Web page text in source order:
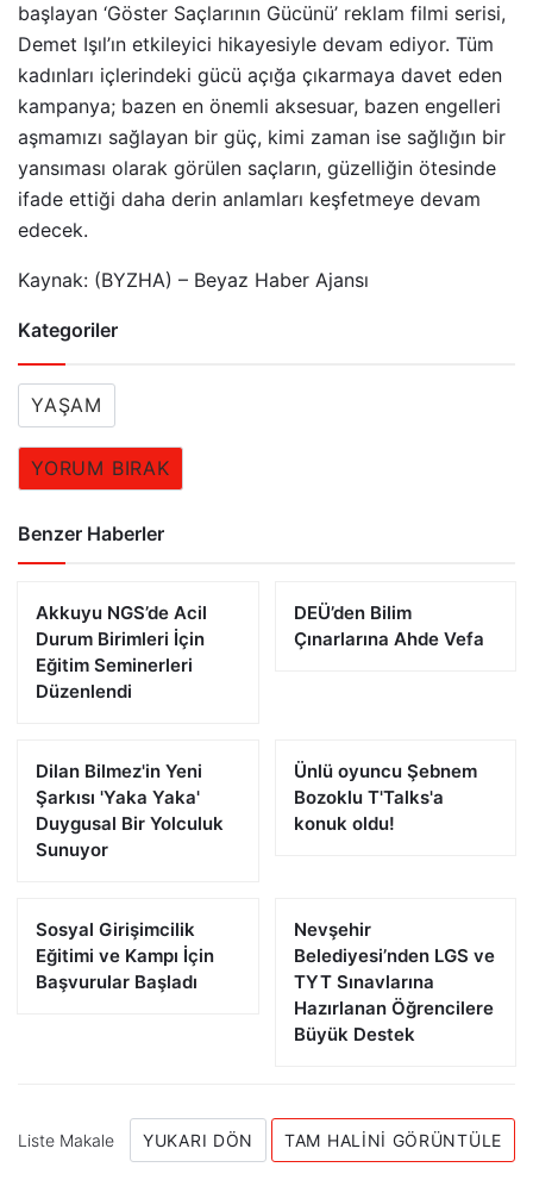
başlayan ‘Göster Saçlarının Gücünü’ reklam filmi serisi,
Demet Işıl’ın etkileyici hikayesiyle devam ediyor. Tüm
kadınları içlerindeki gücü açığa çıkarmaya davet eden
kampanya; bazen en önemli aksesuar, bazen engelleri
aşmamızı sağlayan bir güç, kimi zaman ise sağlığın bir
yansıması olarak görülen saçların, güzelliğin ötesinde
ifade ettiği daha derin anlamları keşfetmeye devam
edecek.
Kaynak: (BYZHA) – Beyaz Haber Ajansı
Kategoriler
YAŞAM
YORUM BIRAK
Benzer Haberler
Akkuyu NGS’de Acil
Durum Birimleri İçin
Eğitim Seminerleri
Düzenlendi
DEÜ’den Bilim
Çınarlarına Ahde Vefa
Dilan Bilmez'in Yeni
Şarkısı 'Yaka Yaka'
Duygusal Bir Yolculuk
Sunuyor
Ünlü oyuncu Şebnem
Bozoklu T'Talks'a
konuk oldu!
Sosyal Girişimcilik
Eğitimi ve Kampı İçin
Başvurular Başladı
Nevşehir
Belediyesi’nden LGS ve
TYT Sınavlarına
Hazırlanan Öğrencilere
Büyük Destek
Liste Makale YUKARI DÖN TAM HALINI GÖRÜNTÜLE